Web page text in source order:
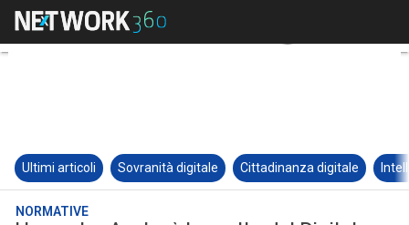
Ultimi articoli Sovranità digitale Cittadinanza digitale
NORMATIVE